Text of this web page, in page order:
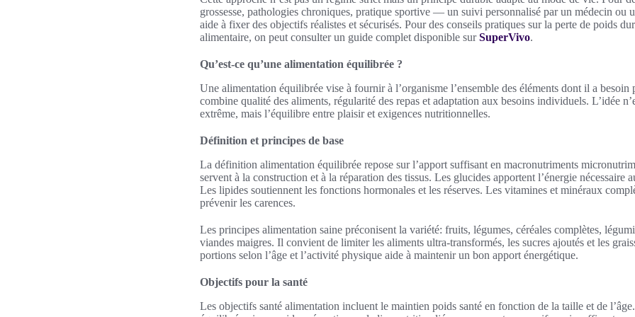
grossesse, pathologies chroniques, pratique sportive — un suivi personnalisé par un médecin ou
aide à fixer des objectifs réalistes et sécurisés. Pour des conseils pratiques sur la perte de poids
alimentaire, on peut consulter un guide complet disponible surSuperVivo.
Qu’est-ce qu’une alimentation équilibrée ?
Une alimentation équilibrée vise à fournir à l’organisme l’ensemble des éléments dont il a
combine qualité des aliments, régularité des repas et adaptation aux besoins individuels. L’idée
extrême, mais l’équilibre entre plaisir et exigences nutritionnelles.
Définition et principes de base
La définition alimentation équilibrée repose sur l’apport suffisant en macronutriments
servent à la construction et à la réparation des tissus. Les glucides apportent l’énergie nécessaire
Les lipides soutiennent les fonctions hormonales et les réserves. Les vitamines et minéraux
prévenir les carences.
Les principes alimentation saine préconisent la variété: fruits, légumes, céréales complètes,
viandes maigres. Il convient de limiter les aliments ultra-transformés, les sucres ajoutés et les
portions selon l’âge et l’activité physique aide à maintenir un bon apport énergétique.
Objectifs pour la santé
Les objectifs santé alimentation incluent le maintien poids santé en fonction de la taille et de